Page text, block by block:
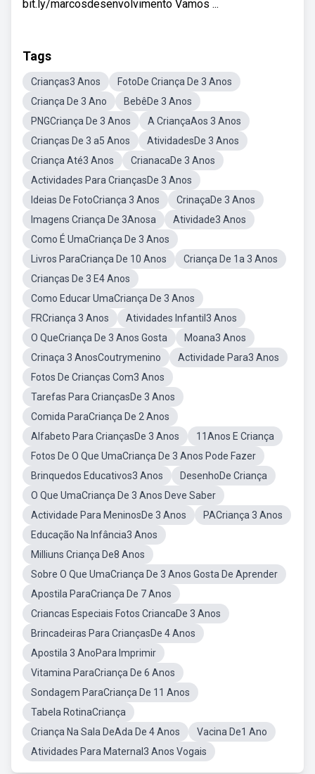
bit.ly/marcosdesenvolvimento Vamos ...
Tags
Crianças3 Anos
FotoDe Criança De 3 Anos
Criança De 3 Ano
BebêDe 3 Anos
PNGCriança De 3 Anos
A CriançaAos 3 Anos
Crianças De 3 a5 Anos
AtividadesDe 3 Anos
Criança Até3 Anos
CrianacaDe 3 Anos
Actividades Para CriançasDe 3 Anos
Ideias De FotoCriança 3 Anos
CrinaçaDe 3 Anos
Imagens Criança De 3Anosa
Atividade3 Anos
Como É UmaCriança De 3 Anos
Livros ParaCriança De 10 Anos
Criança De 1a 3 Anos
Crianças De 3 E4 Anos
Como Educar UmaCriança De 3 Anos
FRCriança 3 Anos
Atividades Infantil3 Anos
O QueCriança De 3 Anos Gosta
Moana3 Anos
Crinaça 3 AnosCoutrymenino
Actividade Para3 Anos
Fotos De Crianças Com3 Anos
Tarefas Para CriançasDe 3 Anos
Comida ParaCriança De 2 Anos
Alfabeto Para CriançasDe 3 Anos
11Anos E Criança
Fotos De O Que UmaCriança De 3 Anos Pode Fazer
Brinquedos Educativos3 Anos
DesenhoDe Criança
O Que UmaCriança De 3 Anos Deve Saber
Actividade Para MeninosDe 3 Anos
PACriança 3 Anos
Educação Na Infância3 Anos
Milliuns Criança De8 Anos
Sobre O Que UmaCriança De 3 Anos Gosta De Aprender
Apostila ParaCriança De 7 Anos
Criancas Especiais Fotos CriancaDe 3 Anos
Brincadeiras Para CriançasDe 4 Anos
Apostila 3 AnoPara Imprimir
Vitamina ParaCriança De 6 Anos
Sondagem ParaCriança De 11 Anos
Tabela RotinaCriança
Criança Na Sala DeAda De 4 Anos
Vacina De1 Ano
Atividades Para Maternal3 Anos Vogais